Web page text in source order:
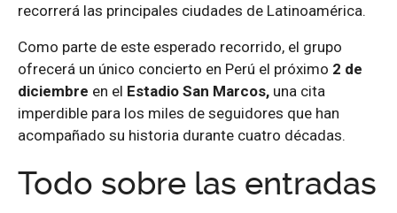
recorrerá las principales ciudades de Latinoamérica.
Como parte de este esperado recorrido, el grupo
ofrecerá un único concierto en Perú el próximo 2 de
diciembre en el Estadio San Marcos, una cita
imperdible para los miles de seguidores que han
acompañado su historia durante cuatro décadas.
Todo sobre las entradas